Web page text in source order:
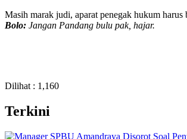
Masih marak judi, aparat penegak hukum harus
Bolo: Jangan Pandang bulu pak, hajar.
Dilihat : 1,160
Terkini